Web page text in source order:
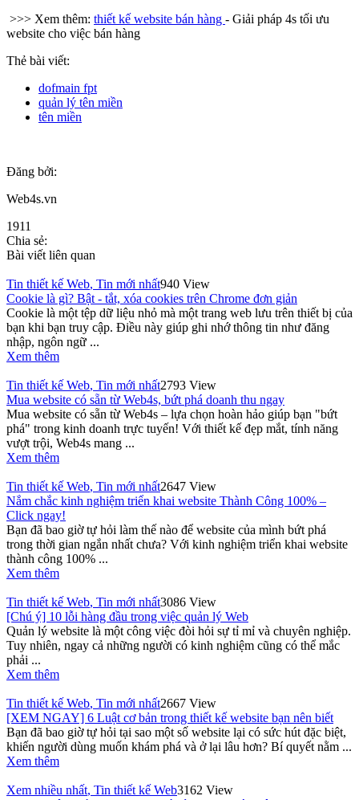
>>> Xem thêm: thiết kế website bán hàng - Giải pháp 4s tối ưu
website cho việc bán hàng
Thẻ bài viết:
dofmain fpt
quản lý tên miền
tên miền
Đăng bởi:
Web4s.vn
1911
Chia sẻ:
Bài viết liên quan
Tin thiết kế Web, Tin mới nhất940 View
Cookie là gì? Bật - tắt, xóa cookies trên Chrome đơn giản
Cookie là một tệp dữ liệu nhỏ mà một trang web lưu trên thiết bị của
bạn khi bạn truy cập. Điều này giúp ghi nhớ thông tin như đăng
nhập, ngôn ngữ ...
Xem thêm
Tin thiết kế Web, Tin mới nhất2793 View
Mua website có sẵn từ Web4s, bứt phá doanh thu ngay
Mua website có sẵn từ Web4s – lựa chọn hoàn hảo giúp bạn "bứt
phá" trong kinh doanh trực tuyến! Với thiết kế đẹp mắt, tính năng
vượt trội, Web4s mang ...
Xem thêm
Tin thiết kế Web, Tin mới nhất2647 View
Nắm chắc kinh nghiệm triển khai website Thành Công 100% –
Click ngay!
Bạn đã bao giờ tự hỏi làm thế nào để website của mình bứt phá
trong thời gian ngắn nhất chưa? Với kinh nghiệm triển khai website
thành công 100% ...
Xem thêm
Tin thiết kế Web, Tin mới nhất3086 View
[Chú ý] 10 lỗi hàng đầu trong việc quản lý Web
Quản lý website là một công việc đòi hỏi sự tỉ mỉ và chuyên nghiệp.
Tuy nhiên, ngay cả những người có kinh nghiệm cũng có thể mắc
phải ...
Xem thêm
Tin thiết kế Web, Tin mới nhất2667 View
[XEM NGAY] 6 Luật cơ bản trong thiết kế website bạn nên biết
Bạn đã bao giờ tự hỏi tại sao một số website lại có sức hút đặc biệt,
khiến người dùng muốn khám phá và ở lại lâu hơn? Bí quyết nằm ...
Xem thêm
Xem nhiều nhất, Tin thiết kế Web3162 View